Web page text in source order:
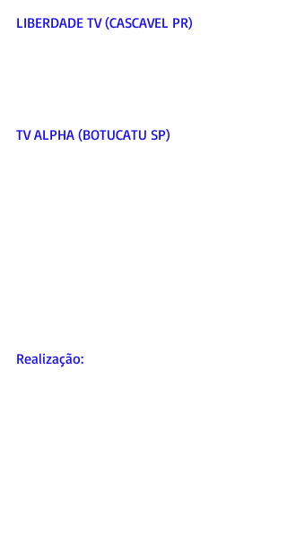
LIBERDADE TV (CASCAVEL PR)
TV ALPHA (BOTUCATU SP)
Realização: